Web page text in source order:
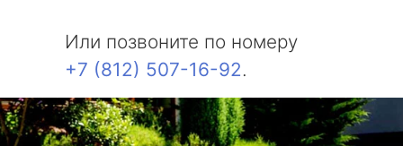
Или позвоните по номеру
+7 (812) 507-16-92.